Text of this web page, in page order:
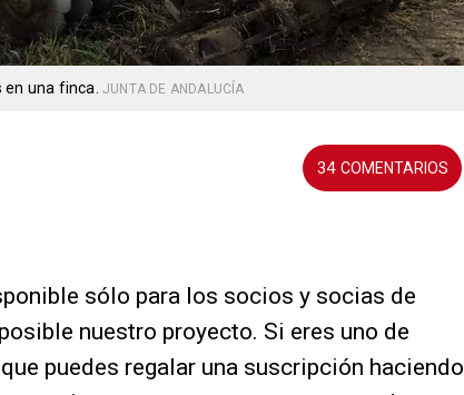
en una finca. JUNTA DE ANDALUCÍA
34
sólo para los socios y socias de
nuestro proyecto. Si eres uno de
puedes regalar una suscripción haciendo